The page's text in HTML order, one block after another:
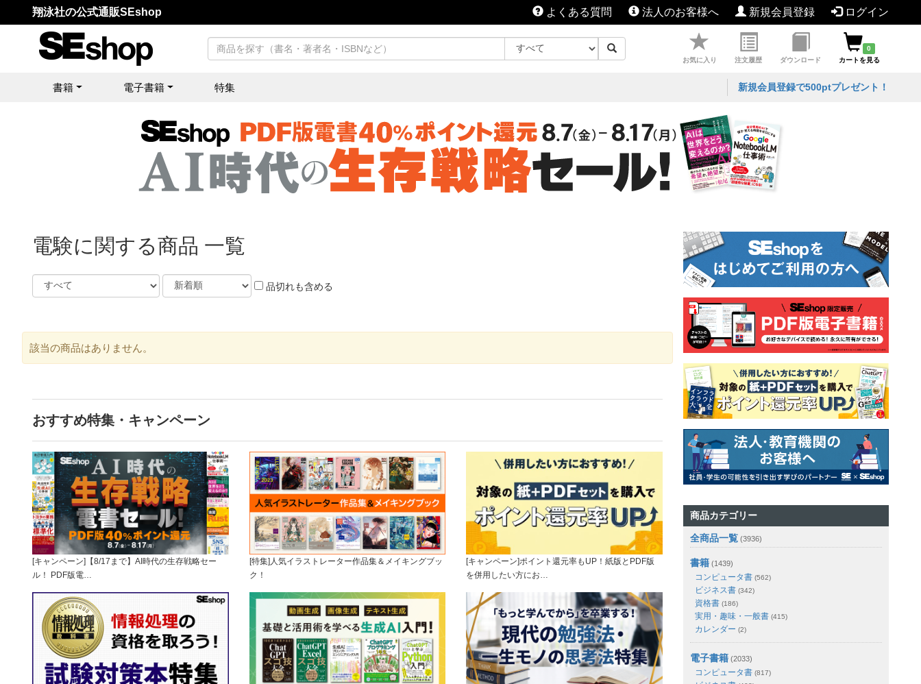
翔泳社の公式通販SEshop よくある質問 法人のお客様へ 新規会員登録 ログイン
お気に入り 注文履歴 ダウンロード
0
カートを見る
書籍 電子書籍 特集 新規会員登録で500ptプレゼント！
電験に関する商品 一覧
品切れも含める
該当の商品はありません。
おすすめ特集・キャンペーン
[キャンペーン]【8/17まで】AI時代の生存戦略セー
ル！ PDF版電…
[特集]人気イラストレーター作品集＆メイキングブッ
ク！
[キャンペーン]ポイント還元率もUP！紙版とPDF版
を併用したい方にお…
商品カテゴリー
全商品一覧 (3936)
書籍 (1439)
コンピュータ書 (562)
ビジネス書 (342)
資格書 (186)
実用・趣味・一般書 (415)
カレンダー (2)
電子書籍 (2033)
コンピュータ書 (817)